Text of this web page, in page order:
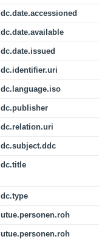
dc.date.accessioned
dc.date.available
dc.date.issued
dc.identifier.uri
dc.language.iso
dc.publisher
dc.relation.uri
dc.subject.ddc
dc.title
dc.type
utue.personen.roh
utue.personen.roh